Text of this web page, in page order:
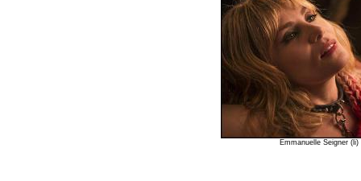
Emmanuelle Seigner